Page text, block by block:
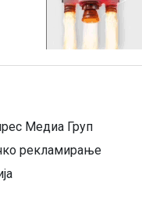
Медиа Груп
рекламирање